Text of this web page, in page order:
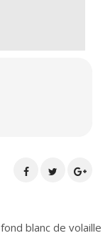
blanc de volaille